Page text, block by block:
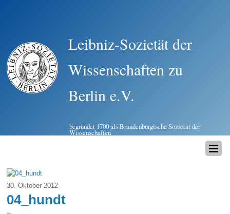
Leibniz-Sozietät der
Wissenschaften zu
Berlin e.V.
begründet 1700 als Brandenburgische Sozietät der
Wissenschaften
30. Oktober 2012
04_hundt